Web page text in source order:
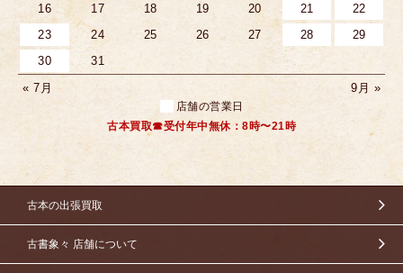
16
17 18 19 20 21
22
23
24 25 26 27 28
29
30
31
« 7月
9月 »
店舗の営業日
古本買取☎受付年中無休：8時〜21時
古本の出張買取
古書象々 店舗について